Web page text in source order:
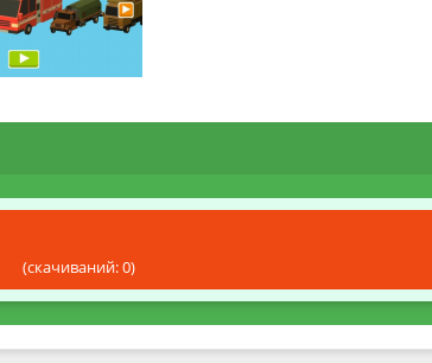
(cкачиваний: 0)